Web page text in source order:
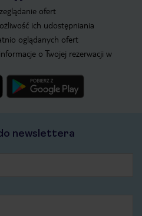
ofert
ich udostępniania
oglądanych ofert
o Twojej rezerwacji w
newslettera